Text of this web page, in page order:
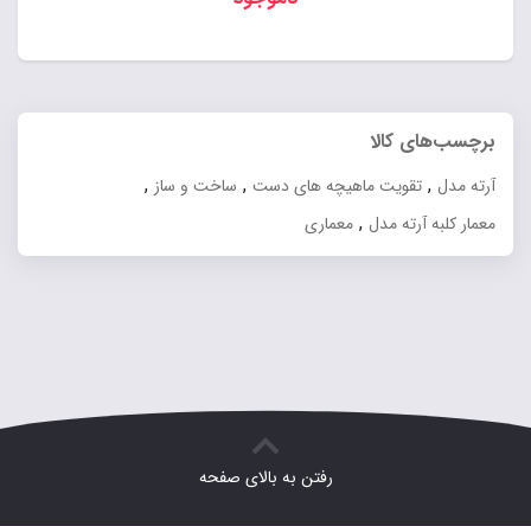
برچسب‌های کالا
آرته مدل , تقویت ماهیچه های دست , ساخت و ساز ,
معمار کلبه آرته مدل , معماری
رفتن به بالای صفحه